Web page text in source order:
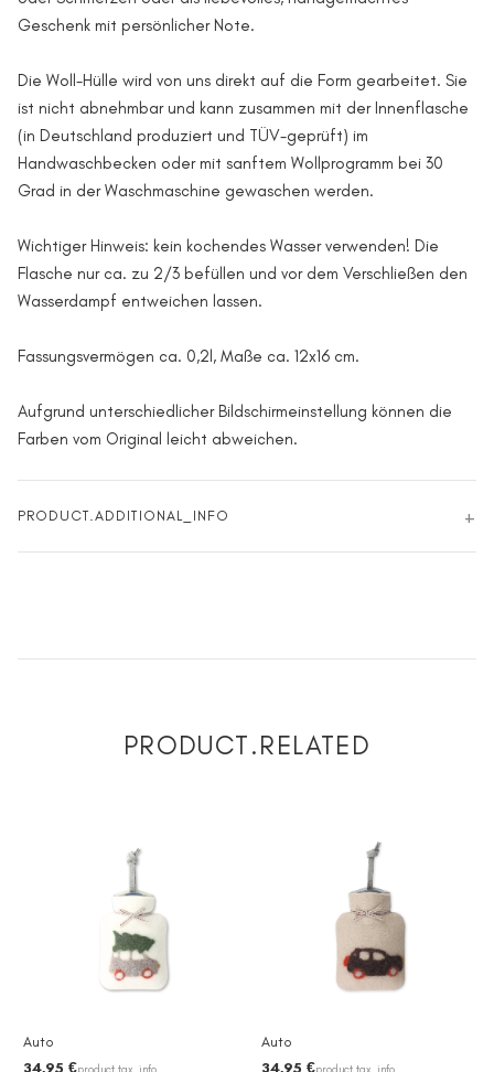
Geschenk mit persönlicher Note.
Die Woll-Hülle wird von uns direkt auf die Form gearbeitet. Sie
ist nicht abnehmbar und kann zusammen mit der Innenflasche
(in Deutschland produziert und TÜV-geprüft) im
Handwaschbecken oder mit sanftem Wollprogramm bei 30
Grad in der Waschmaschine gewaschen werden.
Wichtiger Hinweis: kein kochendes Wasser verwenden! Die
Flasche nur ca. zu 2/3 befüllen und vor dem Verschließen den
Wasserdampf entweichen lassen.
Fassungsvermögen ca. 0,2l, Maße ca. 12x16 cm.
Aufgrund unterschiedlicher Bildschirmeinstellung können die
Farben vom Original leicht abweichen.
PRODUCT.ADDITIONAL_INFO
PRODUCT.RELATED
Auto
34,95 €
Auto
34,95 €